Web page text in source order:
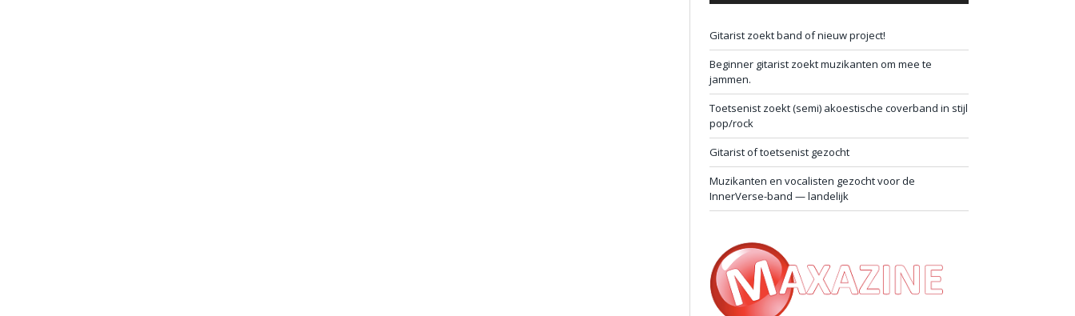
Gitarist zoekt band of nieuw project!
Beginner gitarist zoekt muzikanten om mee te
jammen.
Toetsenist zoekt (semi) akoestische coverband in stijl
pop/rock
Gitarist of toetsenist gezocht
Muzikanten en vocalisten gezocht voor de
InnerVerse-band — landelijk